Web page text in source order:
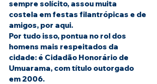
sempre solícito, assou muita
costela em festas filantrópicas e de
amigos, por aqui.
Por tudo isso, pontua no rol dos
homens mais respeitados da
cidade: é Cidadão Honorário de
Umuarama, com título outorgado
em 2006.